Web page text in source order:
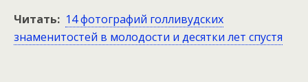
Читать: 14 фотографий голливудских
знаменитостей в молодости и десятки лет спустя